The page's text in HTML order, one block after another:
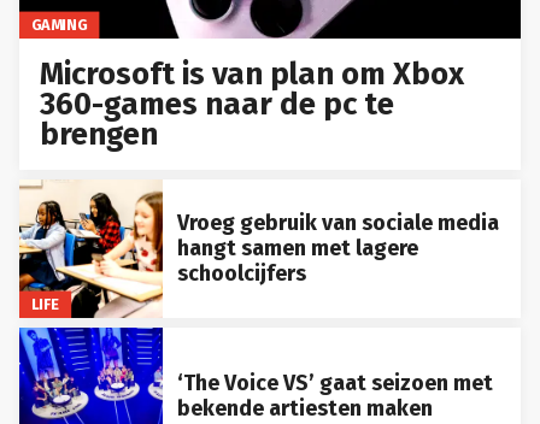
GAMING
Microsoft is van plan om Xbox
360-games naar de pc te
brengen
LIFE
Vroeg gebruik van sociale media
hangt samen met lagere
schoolcijfers
‘The Voice VS’ gaat seizoen met
bekende artiesten maken